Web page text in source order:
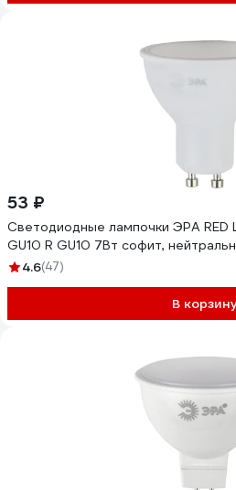
53 ₽
Светодиодные лампочки ЭРА RED
GU10 R GU10 7Вт софит,
4.6(47)
В корзину